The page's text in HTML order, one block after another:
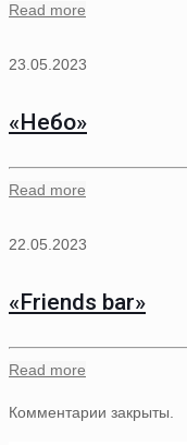
Read more
23.05.2023
«Небо»
Read more
22.05.2023
«Friends bar»
Read more
Комментарии закрыты.